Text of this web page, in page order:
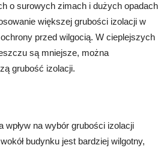
o surowych zimach i dużych opadach
większej grubości izolacji w
przed wilgocią. W cieplejszych
są mniejsze, można
grubość izolacji.
wpływ na wybór grubości izolacji
budynku jest bardziej wilgotny,